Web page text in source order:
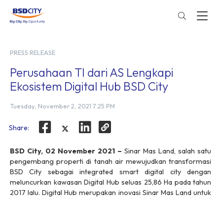
PRESS RELEASE
Perusahaan TI dari AS Lengkapi
Ekosistem Digital Hub BSD City
Tuesday, November 2, 2021 7:25 PM
Share:
BSD City, 02 November 2021 – Sinar Mas Land, salah satu
pengembang properti di tanah air mewujudkan transformasi
BSD City sebagaiintegrated smart digital citydengan
meluncurkan kawasan Digital Hub seluas 25,86 Ha pada tahun
2017 lalu. Digital Hub merupakan inovasi Sinar Mas Land untuk